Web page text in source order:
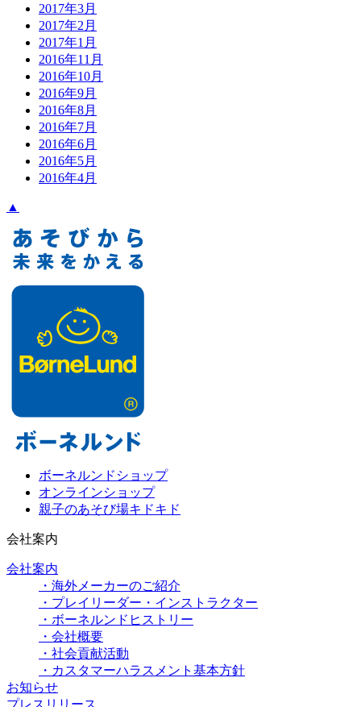
2017年3月
2017年2月
2017年1月
2016年11月
2016年10月
2016年9月
2016年8月
2016年7月
2016年6月
2016年5月
2016年4月
▲
ボーネルンドショップ
オンラインショップ
親子のあそび場キドキド
会社案内
会社案内
・海外メーカーのご紹介
・プレイリーダー・インストラクター
・ボーネルンドヒストリー
・会社概要
・社会貢献活動
・カスタマーハラスメント基本方針
お知らせ
プレスリリース